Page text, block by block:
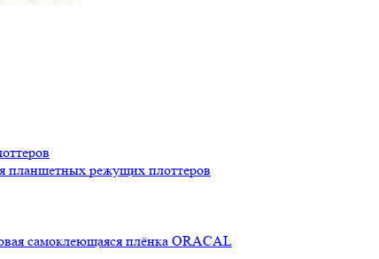
планшетных режущих плоттеров
самоклеющаяся плёнка ORACAL